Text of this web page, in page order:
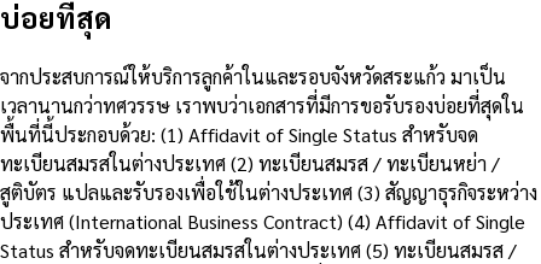
บ่อยที่สุด
จากประสบการณ์ให้บริการลูกค้าในและรอบจังหวัดสระแก้ว มาเป็น
เวลานานกว่าทศวรรษ เราพบว่าเอกสารที่มีการขอรับรองบ่อยที่สุดใน
พื้นที่นี้ประกอบด้วย: (1) Affidavit of Single Status สำหรับจด
ทะเบียนสมรสในต่างประเทศ (2) ทะเบียนสมรส / ทะเบียนหย่า /
สูติบัตร แปลและรับรองเพื่อใช้ในต่างประเทศ (3) สัญญาธุรกิจระหว่าง
ประเทศ (International Business Contract) (4) Affidavit of Single
Status สำหรับจดทะเบียนสมรสในต่างประเทศ (5) ทะเบียนสมรส /